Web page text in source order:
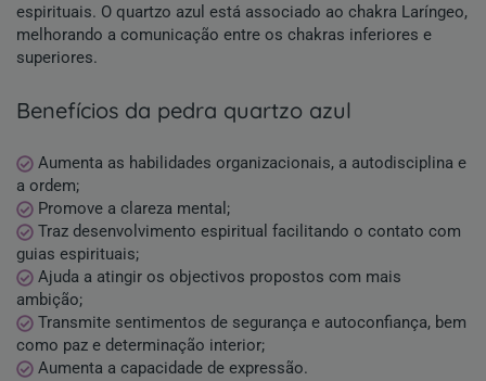
espirituais. O quartzo azul está associado ao chakra Laríngeo,
melhorando a comunicação entre os chakras inferiores e
superiores.
benefícios da pedra quartzo azul
Aumenta as habilidades organizacionais, a autodisciplina e
a ordem;
Promove a clareza mental;
Traz desenvolvimento espiritual facilitando o contato com
guias espirituais;
Ajuda a atingir os objectivos propostos com mais
ambição;
Transmite sentimentos de segurança e autoconfiança, bem
como paz e determinação interior;
Aumenta a capacidade de expressão.